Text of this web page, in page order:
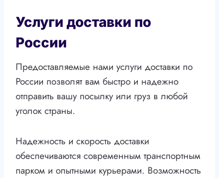
Услуги доставки по
России
Предоставляемые нами услуги доставки по
России позволят вам быстро и надежно
отправить вашу посылку или груз в любой
уголок страны.
Надежность и скорость доставки
обеспечиваются современным транспортным
парком и опытными курьерами. Возможность